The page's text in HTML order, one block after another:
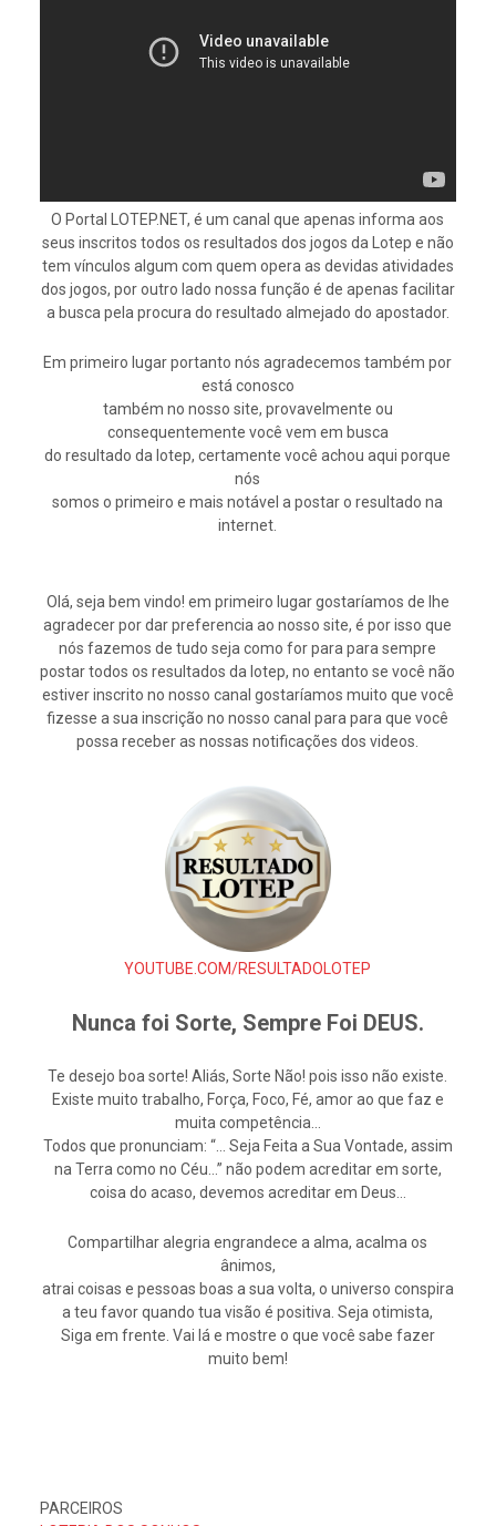
O Portal LOTEP.NET, é um canal que apenas informa aos
seus inscritos todos os resultados dos jogos da Lotep e não
tem vínculos algum com quem opera as devidas atividades
dos jogos, por outro lado nossa função é de apenas facilitar
a busca pela procura do resultado almejado do apostador.
Em primeiro lugar portanto nós agradecemos também por
está conosco
também no nosso site, provavelmente ou
consequentemente você vem em busca
do resultado da lotep, certamente você achou aqui porque
nós
somos o primeiro e mais notável a postar o resultado na
internet.
Olá, seja bem vindo! em primeiro lugar gostaríamos de lhe
agradecer por dar preferencia ao nosso site, é por isso que
nós fazemos de tudo seja como for para para sempre
postar todos os resultados da lotep, no entanto se você não
estiver inscrito no nosso canal gostaríamos muito que você
fizesse a sua inscrição no nosso canal para para que você
possa receber as nossas notificações dos videos.
YOUTUBE.COM/RESULTADOLOTEP
Nunca foi Sorte, Sempre Foi DEUS.
Te desejo boa sorte! Aliás, Sorte Não! pois isso não existe.
Existe muito trabalho, Força, Foco, Fé, amor ao que faz e
muita competência…
Todos que pronunciam: “… Seja Feita a Sua Vontade, assim
na Terra como no Céu…” não podem acreditar em sorte,
coisa do acaso, devemos acreditar em Deus…
Compartilhar alegria engrandece a alma, acalma os
ânimos,
atrai coisas e pessoas boas a sua volta, o universo conspira
a teu favor quando tua visão é positiva. Seja otimista,
Siga em frente. Vai lá e mostre o que você sabe fazer
muito bem!
PARCEIROS